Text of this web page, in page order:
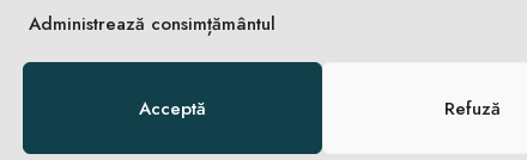
Administrează consimțământul
Acceptă Refuză
Aici locuiești. Aici te